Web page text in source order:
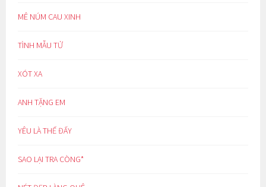
MÊ NÚM CAU XINH
TÌNH MẪU TỬ
XÓT XA
ANH TẶNG EM
YÊU LÀ THẾ ĐẤY
SAO LẠI TRA CÒNG*